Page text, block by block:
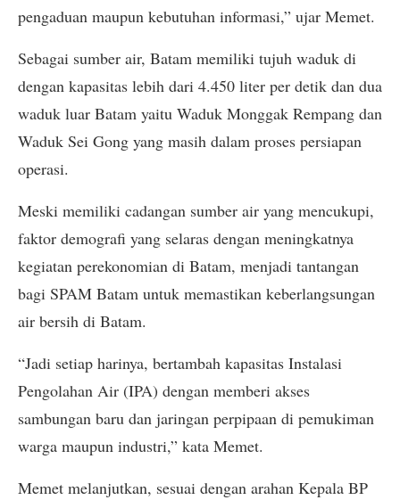
pengaduan maupun kebutuhan informasi,” ujar Memet.
Sebagai sumber air, Batam memiliki tujuh waduk di
dengan kapasitas lebih dari 4.450 liter per detik dan dua
waduk luar Batam yaitu Waduk Monggak Rempang dan
Waduk Sei Gong yang masih dalam proses persiapan
operasi.
Meski memiliki cadangan sumber air yang mencukupi,
faktor demografi yang selaras dengan meningkatnya
kegiatan perekonomian di Batam, menjadi tantangan
bagi SPAM Batam untuk memastikan keberlangsungan
air bersih di Batam.
“Jadi setiap harinya, bertambah kapasitas Instalasi
Pengolahan Air (IPA) dengan memberi akses
sambungan baru dan jaringan perpipaan di pemukiman
warga maupun industri,” kata Memet.
Memet melanjutkan, sesuai dengan arahan Kepala BP